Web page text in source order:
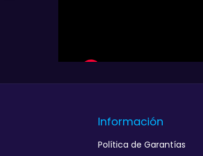
Información
Política de Garantías